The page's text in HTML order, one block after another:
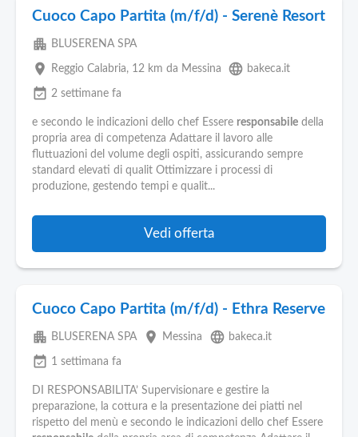
Cuoco Capo Partita (m/f/d) - Serenè Resort
apartment BLUSERENA SPA
place Reggio Calabria, 12 km da Messina language bakeca.it
event_available 2 settimane fa
e secondo le indicazioni dello chef Essere responsabile della
propria area di competenza Adattare il lavoro alle
fluttuazioni del volume degli ospiti, assicurando sempre
standard elevati di qualit Ottimizzare i processi di
produzione, gestendo tempi e qualit...
Vedi offerta
Cuoco Capo Partita (m/f/d) - Ethra Reserve
apartment BLUSERENA SPA place Messina language bakeca.it
event_available 1 settimana fa
DI RESPONSABILITA’ Supervisionare e gestire la
preparazione, la cottura e la presentazione dei piatti nel
rispetto del menù e secondo le indicazioni dello chef Essere